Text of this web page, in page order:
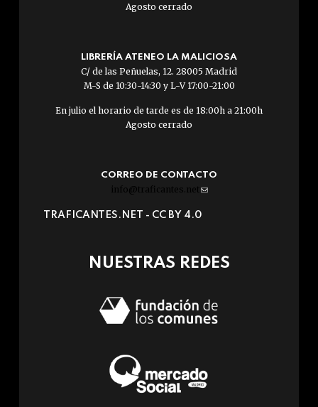
Agosto cerrado
LIBRERÍA ATENEO LA MALICIOSA
C/ de las Peñuelas, 12. 28005 Madrid
M-S de 10:30-14:30 y L-V 17:00-21:00
En julio el horario de tarde es de 18:00h a 21:00h
Agosto cerrado
CORREO DE CONTACTO
info@traficantes.net (link
e-
TRAFICANTES.NET - CC BY 4.0
NUESTRAS REDES